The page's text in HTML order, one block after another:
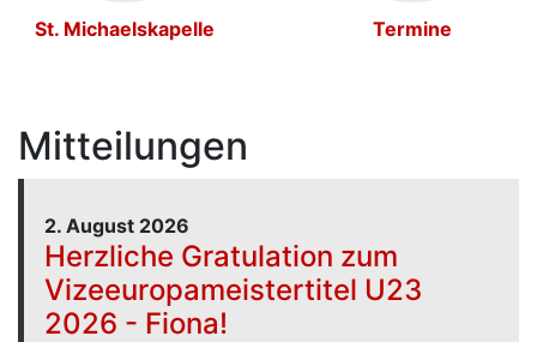
St. Michaelskapelle Termine
Mitteilungen
2. August 2026
Herzliche Gratulation zum
Vizeeuropameistertitel U23
2026 - Fiona!